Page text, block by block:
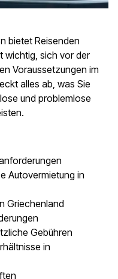
bietet Reisenden
wichtig, sich vor der
Voraussetzungen im
alles ab, was Sie
und problemlose
Autovermietung in
Griechenland
Gebühren
in